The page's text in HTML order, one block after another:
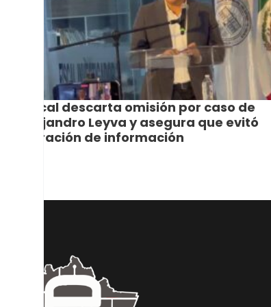
Fiscal descarta omisión por caso de
Alejandro Leyva y asegura que evitó
filtración de información